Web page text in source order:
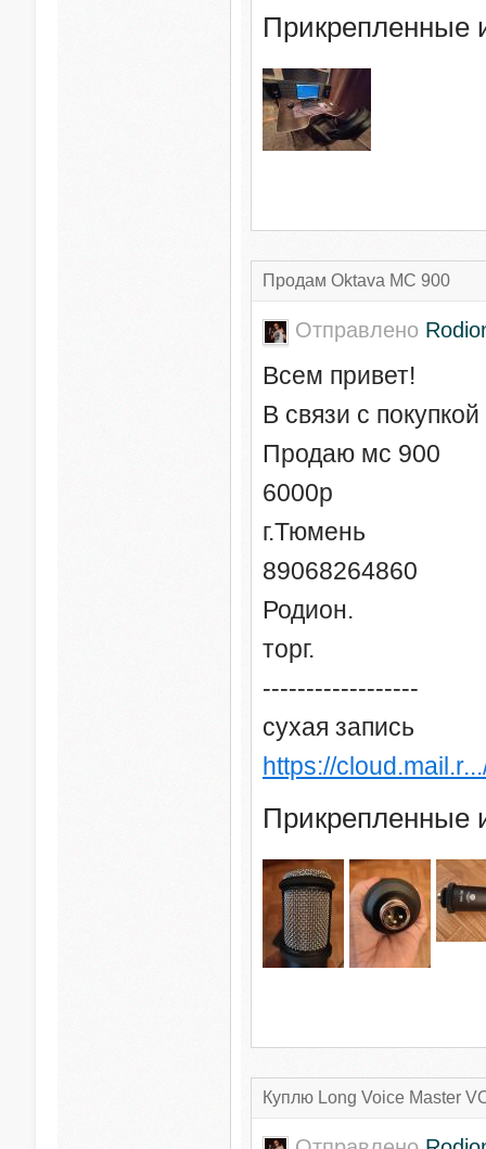
Прикрепленные
Продам Oktava MC 900
Отправлено
Всем привет!
В связи с
Продаю мс 900
6000р
г.Тюмень
89068264860
Родион.
торг.
------------------
сухая запись
https://
Прикрепленные
Куплю Long Voice Master